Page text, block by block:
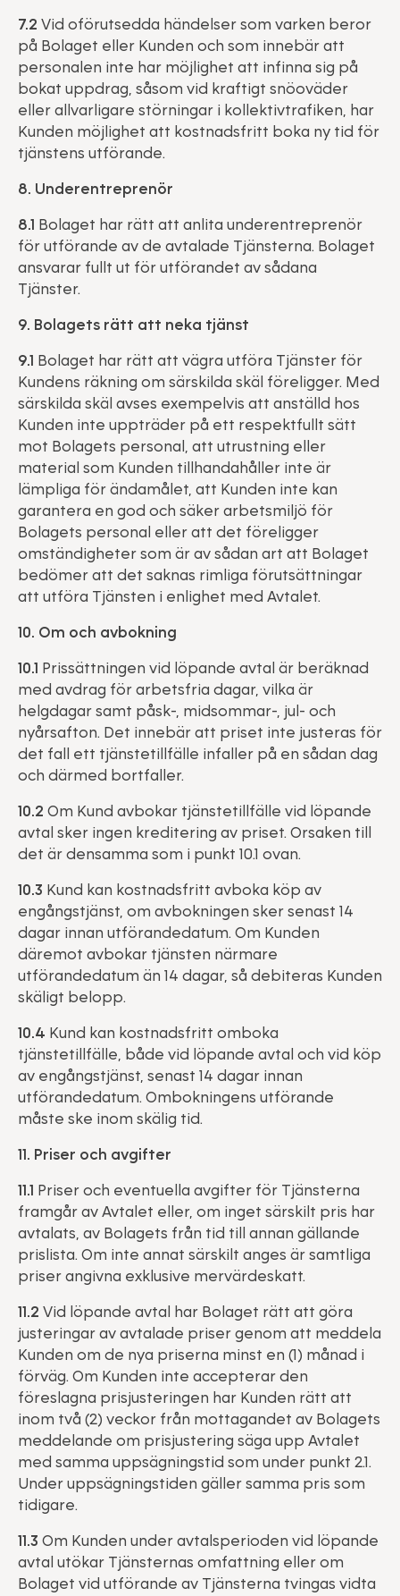
7.2 Vid oförutsedda händelser som varken beror
på Bolaget eller Kunden och som innebär att
personalen inte har möjlighet att infinna sig på
bokat uppdrag, såsom vid kraftigt snöoväder
eller allvarligare störningar i kollektivtrafiken, har
Kunden möjlighet att kostnadsfritt boka ny tid för
tjänstens utförande.
8. Underentreprenör
8.1 Bolaget har rätt att anlita underentreprenör
för utförande av de avtalade Tjänsterna. Bolaget
ansvarar fullt ut för utförandet av sådana
Tjänster.
9. Bolagets rätt att neka tjänst
9.1 Bolaget har rätt att vägra utföra Tjänster för
Kundens räkning om särskilda skäl föreligger. Med
särskilda skäl avses exempelvis att anställd hos
Kunden inte uppträder på ett respektfullt sätt
mot Bolagets personal, att utrustning eller
material som Kunden tillhandahåller inte är
lämpliga för ändamålet, att Kunden inte kan
garantera en god och säker arbetsmiljö för
Bolagets personal eller att det föreligger
omständigheter som är av sådan art att Bolaget
bedömer att det saknas rimliga förutsättningar
att utföra Tjänsten i enlighet med Avtalet.
10. Om och avbokning
10.1 Prissättningen vid löpande avtal är beräknad
med avdrag för arbetsfria dagar, vilka är
helgdagar samt påsk-, midsommar-, jul- och
nyårsafton. Det innebär att priset inte justeras för
det fall ett tjänstetillfälle infaller på en sådan dag
och därmed bortfaller.
10.2 Om Kund avbokar tjänstetillfälle vid löpande
avtal sker ingen kreditering av priset. Orsaken till
det är densamma som i punkt 10.1 ovan.
10.3 Kund kan kostnadsfritt avboka köp av
engångstjänst, om avbokningen sker senast 14
dagar innan utförandedatum. Om Kunden
däremot avbokar tjänsten närmare
utförandedatum än 14 dagar, så debiteras Kunden
skäligt belopp.
10.4 Kund kan kostnadsfritt omboka
tjänstetillfälle, både vid löpande avtal och vid köp
av engångstjänst, senast 14 dagar innan
utförandedatum. Ombokningens utförande
måste ske inom skälig tid.
11. Priser och avgifter
11.1 Priser och eventuella avgifter för Tjänsterna
framgår av Avtalet eller, om inget särskilt pris har
avtalats, av Bolagets från tid till annan gällande
prislista. Om inte annat särskilt anges är samtliga
priser angivna exklusive mervärdeskatt.
11.2 Vid löpande avtal har Bolaget rätt att göra
justeringar av avtalade priser genom att meddela
Kunden om de nya priserna minst en (1) månad i
förväg. Om Kunden inte accepterar den
föreslagna prisjusteringen har Kunden rätt att
inom två (2) veckor från mottagandet av Bolagets
meddelande om prisjustering säga upp Avtalet
med samma uppsägningstid som under punkt 2.1.
Under uppsägningstiden gäller samma pris som
tidigare.
11.3 Om Kunden under avtalsperioden vid löpande
avtal utökar Tjänsternas omfattning eller om
Bolaget vid utförande av Tjänsterna tvingas vidta